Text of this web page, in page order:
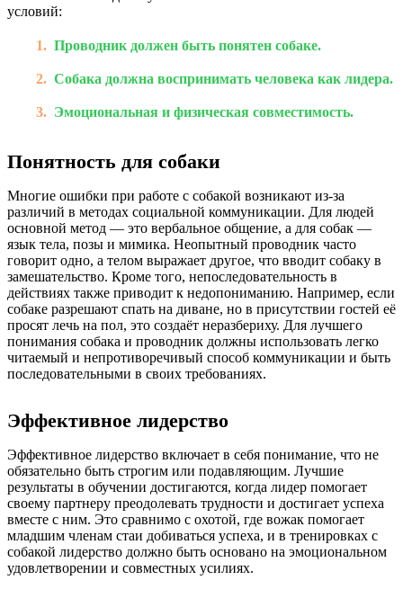
условий:
Проводник должен быть понятен собаке.
Собака должна воспринимать человека как лидера.
Эмоциональная и физическая совместимость.
Понятность для собаки
Многие ошибки при работе с собакой возникают из-за
различий в методах социальной коммуникации. Для людей
основной метод — это вербальное общение, а для собак —
язык тела, позы и мимика. Неопытный проводник часто
говорит одно, а телом выражает другое, что вводит собаку в
замешательство. Кроме того, непоследовательность в
действиях также приводит к недопониманию. Например, если
собаке разрешают спать на диване, но в присутствии гостей её
просят лечь на пол, это создаёт неразбериху. Для лучшего
понимания собака и проводник должны использовать легко
читаемый и непротиворечивый способ коммуникации и быть
последовательными в своих требованиях.
Эффективное лидерство
Эффективное лидерство включает в себя понимание, что не
обязательно быть строгим или подавляющим. Лучшие
результаты в обучении достигаются, когда лидер помогает
своему партнеру преодолевать трудности и достигает успеха
вместе с ним. Это сравнимо с охотой, где вожак помогает
младшим членам стаи добиваться успеха, и в тренировках с
собакой лидерство должно быть основано на эмоциональном
удовлетворении и совместных усилиях.